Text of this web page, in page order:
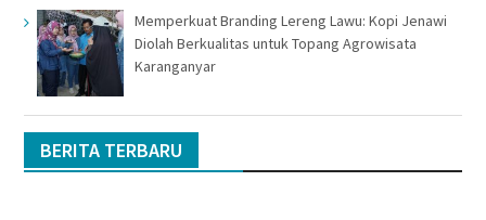
Memperkuat Branding Lereng Lawu: Kopi Jenawi
Diolah Berkualitas untuk Topang Agrowisata
Karanganyar
BERITA TERBARU